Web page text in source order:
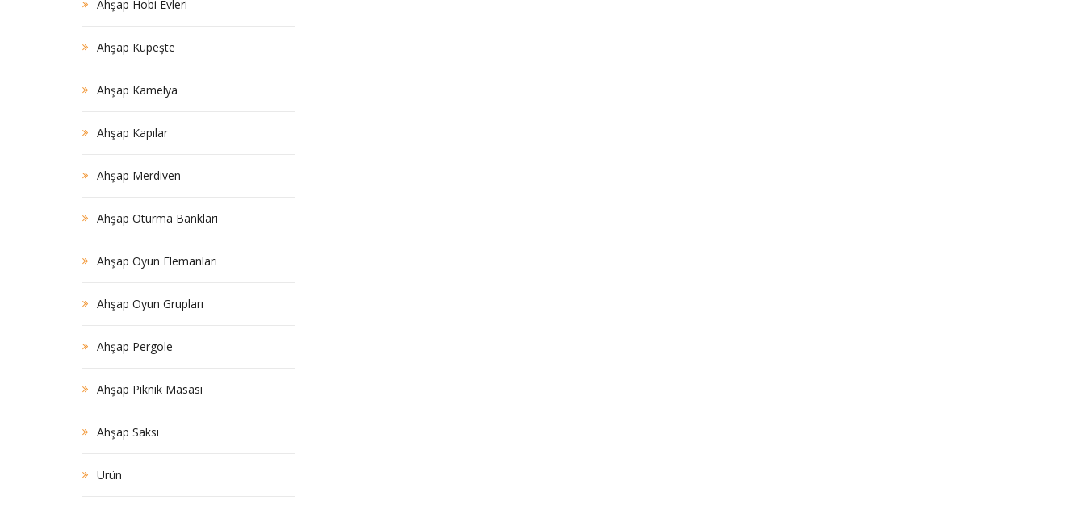
Ahşap Hobi Evleri
Ahşap Küpeşte
Ahşap Kamelya
Ahşap Kapılar
Ahşap Merdiven
Ahşap Oturma Bankları
Ahşap Oyun Elemanları
Ahşap Oyun Grupları
Ahşap Pergole
Ahşap Piknik Masası
Ahşap Saksı
Ürün